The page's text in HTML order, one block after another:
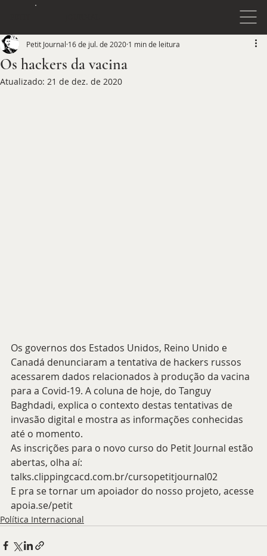
Os hackers da vacina
Petit Journal 16 de jul. de 2020 1 min de leitura
Atualizado: 21 de dez. de 2020
Os governos dos Estados Unidos, Reino Unido e
Canadá denunciaram a tentativa de hackers russos
acessarem dados relacionados à produção da vacina
para a Covid-19. A coluna de hoje, do Tanguy
Baghdadi, explica o contexto destas tentativas de
invasão digital e mostra as informações conhecidas
até o momento.
As inscrições para o novo curso do Petit Journal estão
abertas, olha aí:
talks.clippingcacd.com.br/cursopetitjournal02
E pra se tornar um apoiador do nosso projeto, acesse
apoia.se/petit
Política Internacional